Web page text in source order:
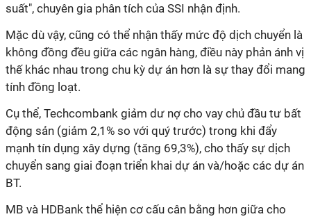
suất", chuyên gia phân tích của SSI nhận định.
Mặc dù vậy, cũng có thể nhận thấy mức độ dịch chuyển là
không đồng đều giữa các ngân hàng, điều này phản ánh vị
thế khác nhau trong chu kỳ dự án hơn là sự thay đổi mang
tính đồng loạt.
Cụ thể, Techcombank giảm dư nợ cho vay chủ đầu tư bất
động sản (giảm 2,1% so với quý trước) trong khi đẩy
mạnh tín dụng xây dựng (tăng 69,3%), cho thấy sự dịch
chuyển sang giai đoạn triển khai dự án và/hoặc các dự án
BT.
MB và HDBank thể hiện cơ cấu cân bằng hơn giữa cho